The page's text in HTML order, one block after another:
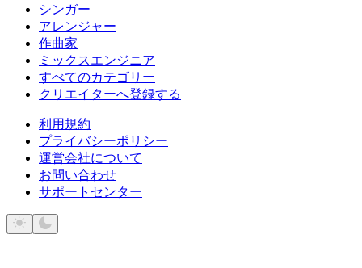
シンガー
アレンジャー
作曲家
ミックスエンジニア
すべてのカテゴリー
クリエイターへ登録する
利用規約
プライバシーポリシー
運営会社について
お問い合わせ
サポートセンター